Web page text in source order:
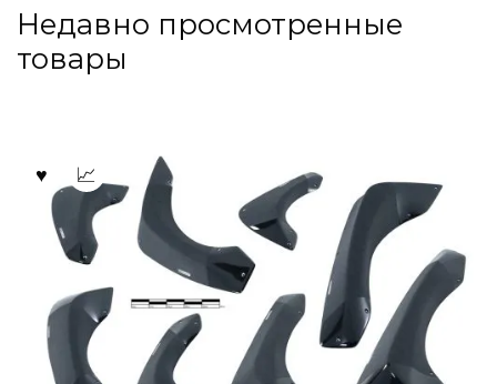
Недавно просмотренные
товары